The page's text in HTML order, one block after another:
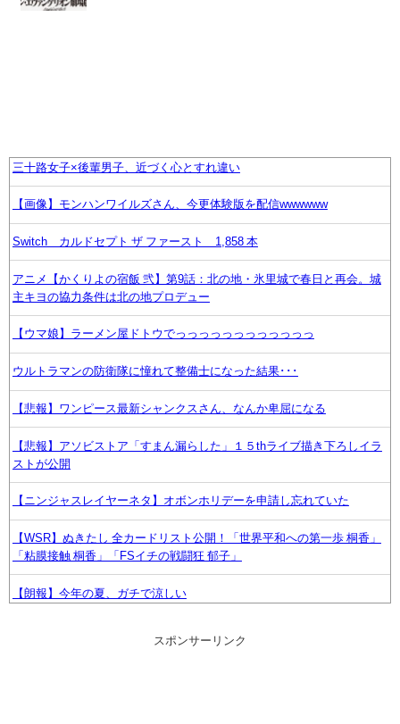
三十路女子×後輩男子、近づく心とすれ違い
【画像】モンハンワイルズさん、今更体験版を配信wwwwww
Switch カルドセプト ザ ファースト 1,858 本
アニメ【かくりよの宿飯 弐】第9話：北の地・氷里城で春日と再会。城
主キヨの協力条件は北の地プロデュー
【ウマ娘】ラーメン屋ドトウでっっっっっっっっっっっっ
ウルトラマンの防衛隊に憧れて整備士になった結果･･･
【悲報】ワンピース最新シャンクスさん、なんか卑屈になる
【悲報】アソビストア「すまん漏らした」１５thライブ描き下ろしイラ
ストが公開
【ニンジャスレイヤーネタ】オボンホリデーを申請し忘れていた
【WSR】ぬきたし 全カードリスト公開！「世界平和への第一歩 桐香」
「粘膜接触 桐香」「FSイチの戦闘狂 郁子」
【朗報】今年の夏、ガチで涼しい
スポンサーリンク